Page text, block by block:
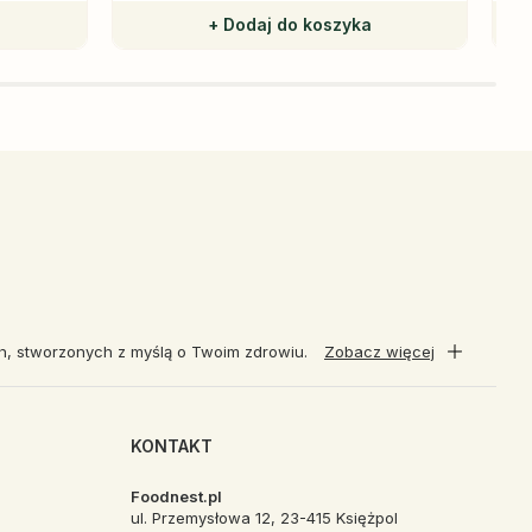
+ Dodaj do koszyka
stworzonych z myślą o Twoim zdrowiu. Zobacz więcej
KONTAKT
Foodnest.pl
ul. Przemysłowa 12, 23-415 Księżpol